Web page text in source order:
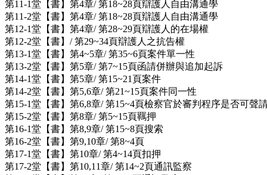
第11-1堂【書】第4章/ 第18~28頁辯護人自由溝通學
第11-2堂【書】第4章/ 第18~28頁辯護人自由溝通學
第12-1堂【書】第4章/ 第28~29頁辯護人的在場權
第12-2堂【書】/ 第29~34頁辯護人之抗告權
第13-1堂【書】第4~5章/ 第35~6頁案件單一性
第13-2堂【書】第5章/ 第7~15頁函請併辦與追加起訴
第14-1堂【書】第5章/ 第15~21頁案件
第14-2堂【書】第5,6章/ 第21~15頁案件同一性
第15-1堂【書】第6,8章/ 第15~4頁檢察官於審判程序是否可聲
第15-2堂【書】第8章/ 第5~15頁羈押
第16-1堂【書】第8,9章/ 第15~8頁搜索
第16-2堂【書】第9,10章/ 第8~4頁
第17-1堂【書】第10章/ 第4~14頁扣押
第17-2堂【書】第10,11章/ 第14~2頁通訊監察